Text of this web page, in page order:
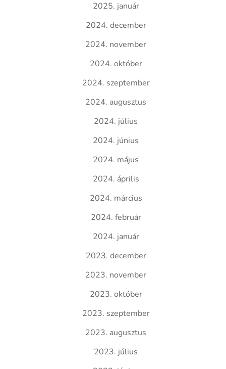
2025. január
2024. december
2024. november
2024. október
2024. szeptember
2024. augusztus
2024. július
2024. június
2024. május
2024. április
2024. március
2024. február
2024. január
2023. december
2023. november
2023. október
2023. szeptember
2023. augusztus
2023. július